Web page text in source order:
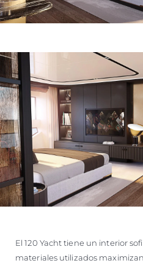
El 120 Yacht tiene un interior
materiales utilizados